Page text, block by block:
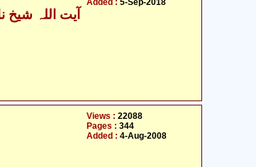
Added : 5-Sep-2018
Views : 22088
Pages : 344
Added : 4-Aug-2008